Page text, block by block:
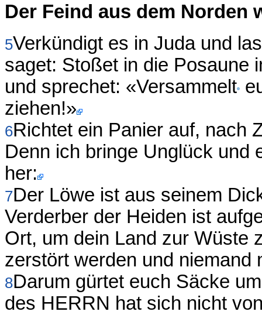
Der Feind aus dem Norden
5Verkündigt es in Juda und
saget: Stoßet in die Posaune
und sprechet: «Versammelt
ziehen!»
6Richtet ein Panier auf, nach
Denn ich bringe Unglück und
her:
7Der Löwe ist aus seinem
Verderber der Heiden ist
Ort, um dein Land zur Wüste
zerstört werden und niemand
8Darum gürtet euch Säcke
des HERRN hat sich nicht